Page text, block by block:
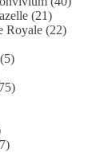
(21)
Royale (22)
(5)